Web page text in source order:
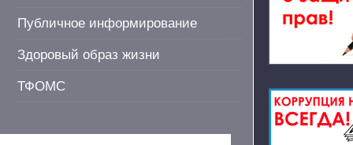
Публичное информирование
Здоровый образ жизни
ТФОМС